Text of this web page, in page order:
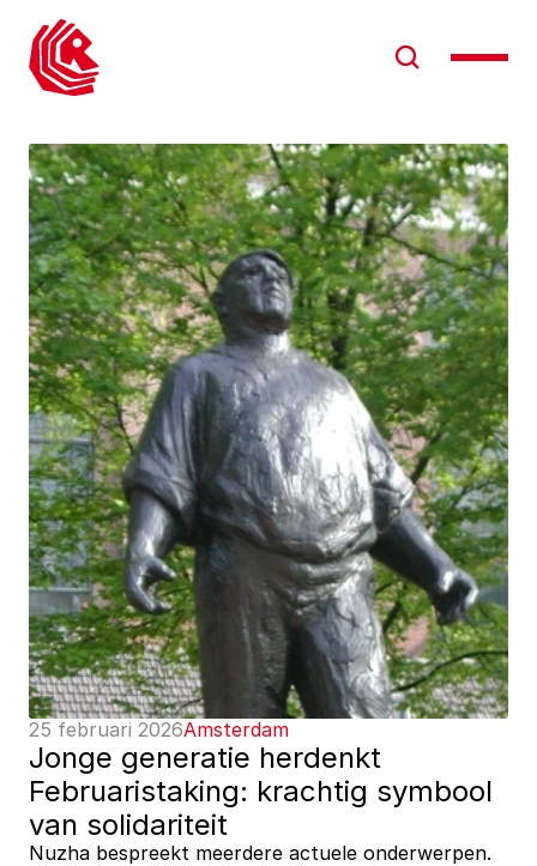
25 februari 2026Amsterdam
Jonge generatie herdenkt
Februaristaking: krachtig symbool
van solidariteit
Nuzha bespreekt meerdere actuele onderwerpen.